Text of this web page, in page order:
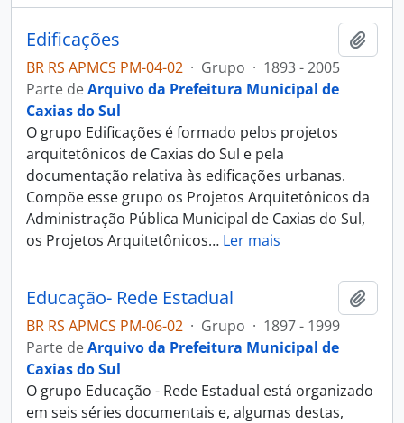
Edificações
BR RS APMCS PM-04-02 · Grupo · 1893 - 2005
Parte deArquivo da Prefeitura Municipal de
Caxias do Sul
O grupo Edificações é formado pelos projetos
arquitetônicos de Caxias do Sul e pela
documentação relativa às edificações urbanas.
Compõe esse grupo os Projetos Arquitetônicos da
Administração Pública Municipal de Caxias do Sul,
os Projetos Arquitetônicos… Ler mais
Educação- Rede Estadual
BR RS APMCS PM-06-02 · Grupo · 1897 - 1999
Parte deArquivo da Prefeitura Municipal de
Caxias do Sul
O grupo Educação - Rede Estadual está organizado
em seis séries documentais e, algumas destas,